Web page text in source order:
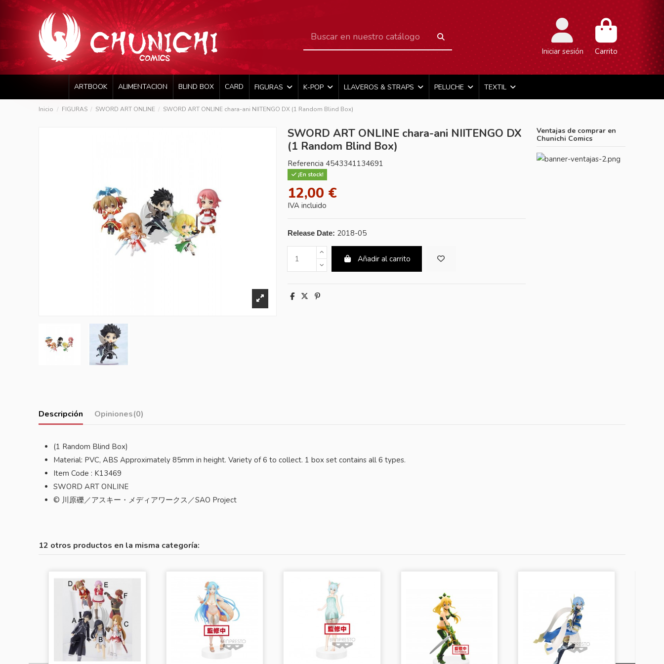
Iniciar sesión Carrito
ARTBOOK ALIMENTACION BLIND BOX CARD FIGURAS K-POP LLAVEROS & STRAPS PELUCHE TEXTIL
Inicio FIGURAS SWORD ART ONLINE SWORD ART ONLINE chara-ani NIITENGO DX (1 Random Blind Box)
SWORD ART ONLINE chara-ani NIITENGO DX
(1 Random Blind Box)
Referencia 4543341134691
¡En stock!
12,00 €
IVA incluido
Release Date: 2018-05
Añadir al carrito
Ventajas de comprar en
Chunichi Comics
Descripción Opiniones(0)
(1 Random Blind Box)
Material: PVC, ABS Approximately 85mm in height. Variety of 6 to collect. 1 box set contains all 6 types.
Item Code : K13469
SWORD ART ONLINE
© 川原礫／アスキー・メディアワークス／SAO Project
12 otros productos en la misma categoría: